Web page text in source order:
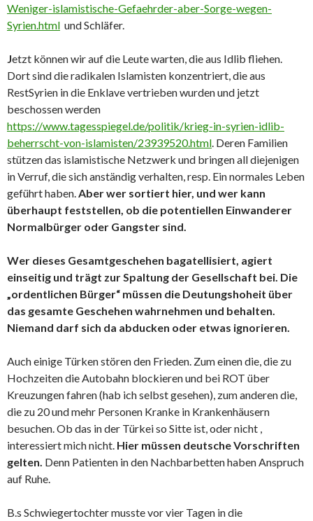
Weniger-islamistische-Gefaehrder-aber-Sorge-wegen-
Syrien.html und Schläfer.
Jetzt können wir auf die Leute warten, die aus Idlib fliehen.
Dort sind die radikalen Islamisten konzentriert, die aus
RestSyrien in die Enklave vertrieben wurden und jetzt
beschossen werden
https://www.tagesspiegel.de/politik/krieg-in-syrien-idlib-
beherrscht-von-islamisten/23939520.html. Deren Familien
stützen das islamistische Netzwerk und bringen all diejenigen
in Verruf, die sich anständig verhalten, resp. Ein normales Leben
geführt haben.Aber wer sortiert hier, und wer kann
überhaupt feststellen, ob die potentiellen Einwanderer
Normalbürger oder Gangster sind.
Wer dieses Gesamtgeschehen bagatellisiert, agiert
einseitig und trägt zur Spaltung der Gesellschaft bei. Die
„ordentlichen Bürger“ müssen die Deutungshoheit über
das gesamte Geschehen wahrnehmen und behalten.
Niemand darf sich da abducken oder etwas ignorieren.
Auch einige Türken stören den Frieden. Zum einen die, die zu
Hochzeiten die Autobahn blockieren und bei ROT über
Kreuzungen fahren (hab ich selbst gesehen), zum anderen die,
die zu 20 und mehr Personen Kranke in Krankenhäusern
besuchen. Ob das in der Türkei so Sitte ist, oder nicht ,
interessiert mich nicht. Hier müssen deutsche Vorschriften
gelten. Denn Patienten in den Nachbarbetten haben Anspruch
auf Ruhe.
B.s Schwiegertochter musste vor vier Tagen in die